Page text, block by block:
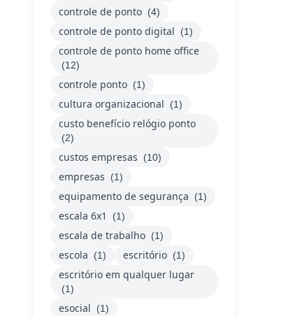
controle de ponto (4)
controle de ponto digital (1)
controle de ponto home office
(12)
controle ponto (1)
cultura organizacional (1)
custo benefício relógio ponto
(2)
custos empresas (10)
empresas (1)
equipamento de segurança (1)
escala 6x1 (1)
escala de trabalho (1)
escola (1) escritório (1)
escritório em qualquer lugar
(1)
esocial (1)